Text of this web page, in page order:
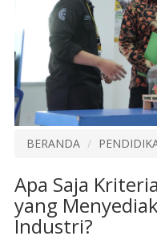
BERANDA
Apa Saja
yang
Industri?